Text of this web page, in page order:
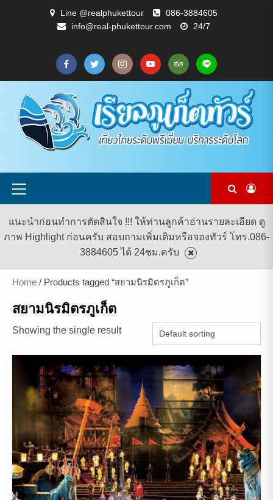
Line @realphukettour
086-3884605
info@real-phukettour.com
24/7
CART
CHECKOUT
ACCOUNT
SAMPLE
PAGE
ทัวร์
บทความ
ท่อง
ยินดี
ต้อนรับ
PHUKET
TOUR
เกี่ยว
กับ
แพ็คเกจ
ทัวร์
Primary
แนะนำก่อนทำการตัดสินใจ !!! ให้ท่านลูกค้าอ่านรายละเอียด ดู
ภาพ Highlight ก่อนครับ สอบถามเพิ่มเติมหรือจองทัวร์ โทร.086-
3884605 ได้ 24ชม.ครับ
Home / Products tagged “สยามนิรมิตรภูเก็ต”
สยามนิรมิตรภูเก็ต
Showing the single result